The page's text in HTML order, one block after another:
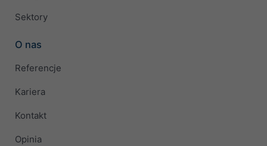
Sektory
O nas
Referencje
Kariera
Kontakt
Opinia